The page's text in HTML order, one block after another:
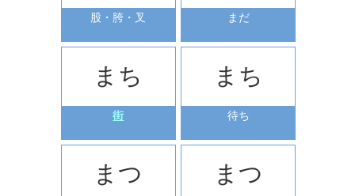
股・胯・叉 まだ
まち
街
まち
待ち
まつ まつ